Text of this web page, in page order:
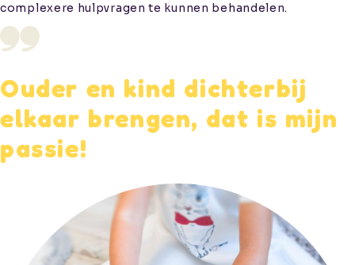
complexere hulpvragen te kunnen behandelen.
Ouder en kind dichterbij
elkaar brengen, dat is mijn
passie!